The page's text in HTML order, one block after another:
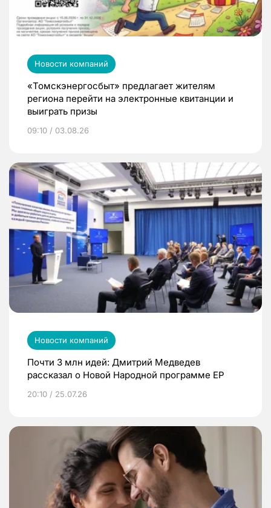
Новости компаний
«Томскэнергосбыт» предлагает жителям
региона перейти на электронные квитанции и
выиграть призы
09:10 / 03.08.26
Новости компаний
Почти 3 млн идей: Дмитрий Медведев
рассказал о Новой Народной программе ЕР
20:10 / 25.07.26